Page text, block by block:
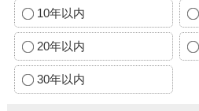
10年以内
20年以内
30年以内